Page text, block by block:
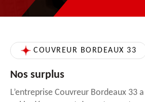
COUVREUR BORDEAUX 33
Nos surplus
L’entreprise Couvreur Bordeaux 33